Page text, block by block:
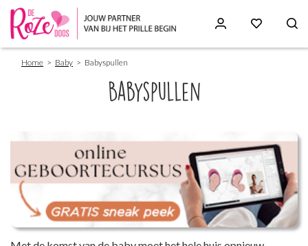
Breadcrumb
Home Baby Babyspullen
Babyspullen